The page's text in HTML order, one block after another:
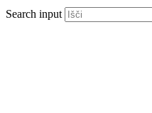
Search input